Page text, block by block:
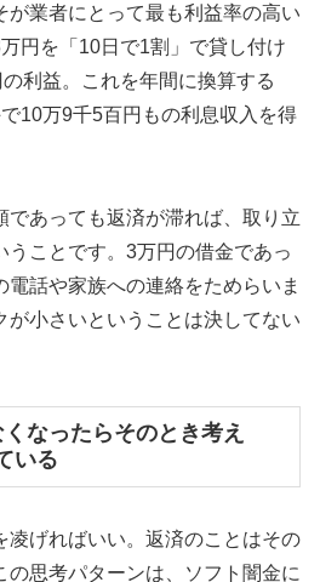
が業者にとって最も利益率の高い
円を「10日で1割」で貸し付け
利益。これを年間に換算する
10万9千5百円もの利息収入を得
であっても返済が滞れば、取り立
うことです。3万円の借金であっ
電話や家族への連絡をためらいま
が小さいということは決してない
なったらそのとき考え
いる
凌げればいい。返済のことはその
の思考パターンは、ソフト闇金に